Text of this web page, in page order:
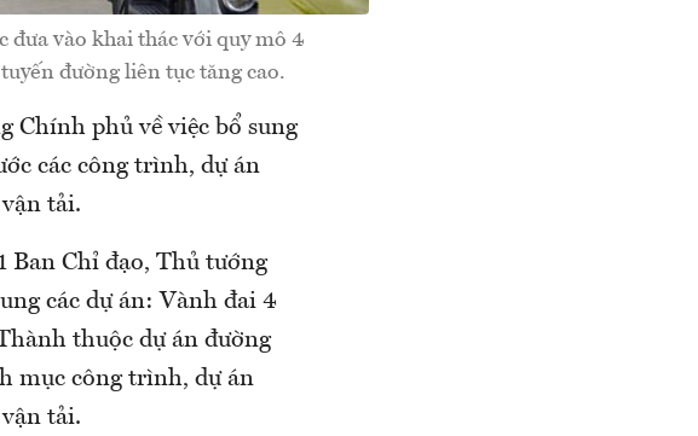
vào khai thác với quy mô 4
đường liên tục tăng cao.
Chính phủ về việc bổ sung
các công trình, dự án
tải.
Ban Chỉ đạo, Thủ tướng
các dự án: Vành đai 4
thuộc dự án đường
mục công trình, dự án
tải.